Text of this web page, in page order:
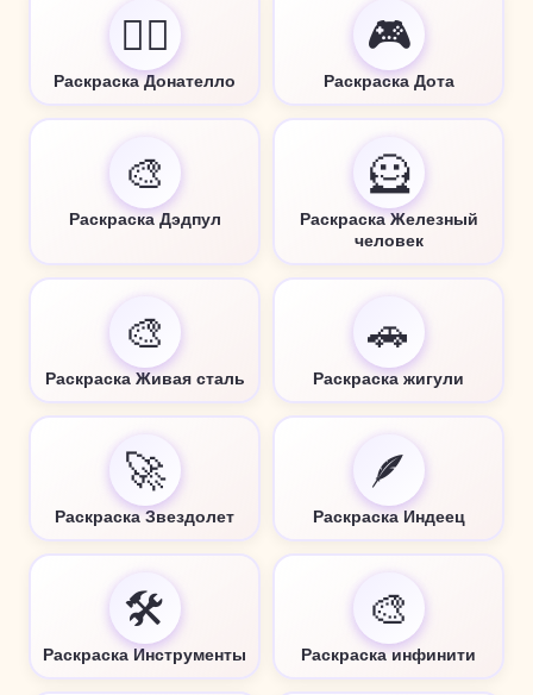
🦸‍♂️
Раскраска Донателло
🎮
Раскраска Дота
🎨
Раскраска Дэдпул
🦸
Раскраска Железный
человек
🎨
Раскраска Живая сталь
🚗
Раскраска жигули
🚀
Раскраска Звездолет
🪶
Раскраска Индеец
🛠️
Раскраска Инструменты
🎨
Раскраска инфинити